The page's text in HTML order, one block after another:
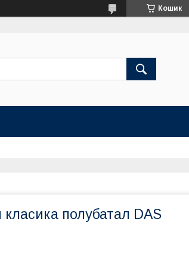
Кошик
полубатал DAS